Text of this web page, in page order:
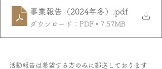
事業報告（2024年冬） .pdf
ダウンロード：PDF • 7.57MB
活動報告は希望する方のみに郵送しております